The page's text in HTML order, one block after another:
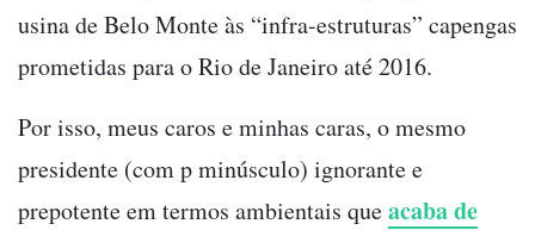
usina de Belo Monte às “infra-estruturas” capengas
prometidas para o Rio de Janeiro até 2016.
Por isso, meus caros e minhas caras, o mesmo
presidente (com p minúsculo) ignorante e
prepotente em termos ambientais queacaba de